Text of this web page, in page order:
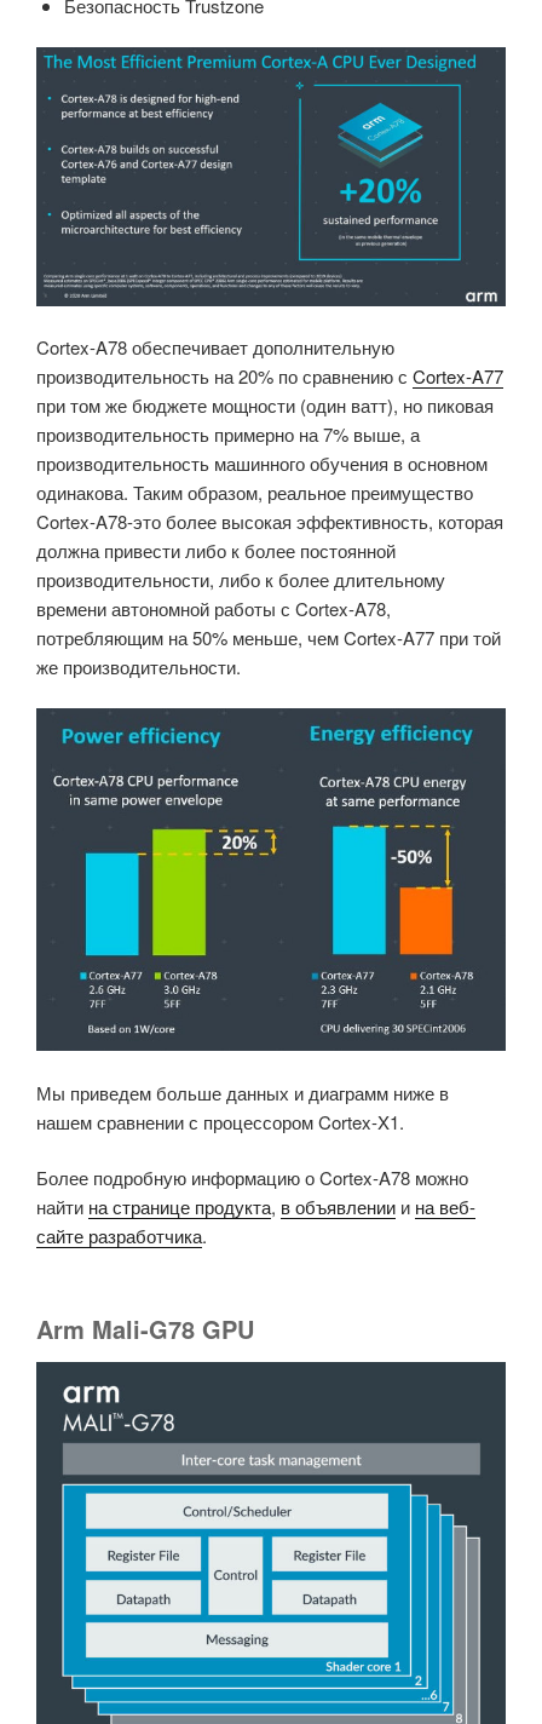
Безопасность Trustzone
Cortex-A78 обеспечивает дополнительную
производительность на 20% по сравнению с Cortex-A77
при том же бюджете мощности (один ватт), но пиковая
производительность примерно на 7% выше, а
производительность машинного обучения в основном
одинакова. Таким образом, реальное преимущество
Cortex-A78-это более высокая эффективность, которая
должна привести либо к более постоянной
производительности, либо к более длительному
времени автономной работы с Cortex-A78,
потребляющим на 50% меньше, чем Cortex-A77 при той
же производительности.
Мы приведем больше данных и диаграмм ниже в
нашем сравнении с процессором Cortex-X1.
Более подробную информацию о Cortex-A78 можно
найти на странице продукта, в объявлении и на веб-
сайте разработчика.
Arm Mali-G78 GPU